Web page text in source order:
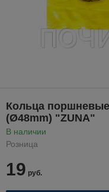
Кольца
(Ø48mm) "ZUNA"
В наличии
Розница
19 руб.